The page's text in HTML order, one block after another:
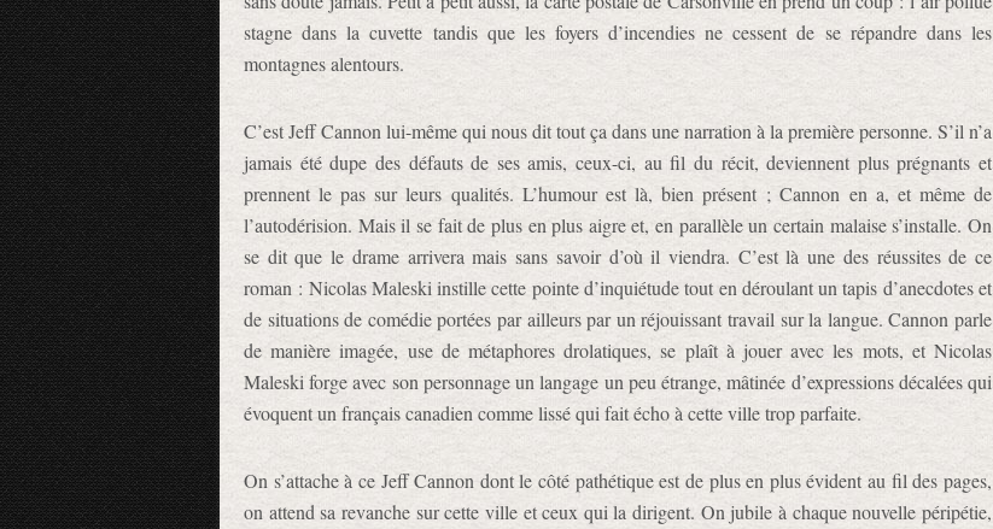
stagne dans la cuvette tandis que les foyers d’incendies ne cessent de se répandre dans les
montagnes alentours.
C’est Jeff Cannon lui-même qui nous dit tout ça dans une narration à la première personne. S’il n’a
jamais été dupe des défauts de ses amis, ceux-ci, au fil du récit, deviennent plus prégnants et
prennent le pas sur leurs qualités. L’humour est là, bien présent ; Cannon en a, et même de
l’autodérision. Mais il se fait de plus en plus aigre et, en parallèle un certain malaise s’installe. On
se dit que le drame arrivera mais sans savoir d’où il viendra. C’est là une des réussites de ce
roman : Nicolas Maleski instille cette pointe d’inquiétude tout en déroulant un tapis d’anecdotes et
de situations de comédie portées par ailleurs par un réjouissant travail sur la langue. Cannon parle
de manière imagée, use de métaphores drolatiques, se plaît à jouer avec les mots, et Nicolas
Maleski forge avec son personnage un langage un peu étrange, mâtinée d’expressions décalées qui
évoquent un français canadien comme lissé qui fait écho à cette ville trop parfaite.
On s’attache à ce Jeff Cannon dont le côté pathétique est de plus en plus évident au fil des pages,
on attend sa revanche sur cette ville et ceux qui la dirigent. On jubile à chaque nouvelle péripétie,